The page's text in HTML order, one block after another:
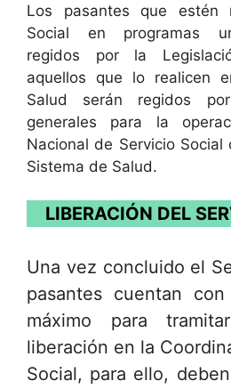
Los pasantes que estén
Social en programas
regidos por la
aquellos que lo realicen
Salud serán regidos
generales para la
Nacional de Servicio Social
Sistema de Salud.
LIBERACIÓN DEL
Una vez concluido el
pasantes cuentan
máximo para
liberación en la
Social, para ello,